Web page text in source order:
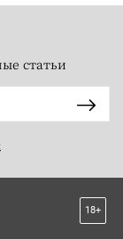
статьи
18+